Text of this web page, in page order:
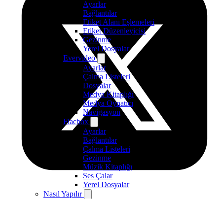
Ayarlar
Bağlantılar
Etiket Alanı Eşlemeleri
Etiket Düzenleyicisi
Gezinme
Yerel Dosyalar
Evervideo
Ayarlar
Çalma Listeleri
Dosyalar
Medya Kitaplığı
Medya Oynatıcı
Navigasyon
Flacbox
Ayarlar
Bağlantılar
Çalma Listeleri
Gezinme
Müzik Kitaplığı
Ses Çalar
Yerel Dosyalar
Nasıl Yapılır